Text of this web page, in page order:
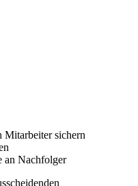
Mitarbeiter sichern
an Nachfolger